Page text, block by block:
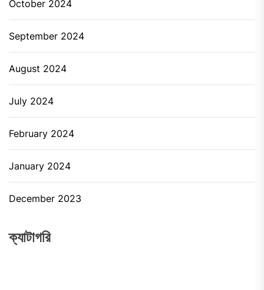
October 2024
September 2024
August 2024
July 2024
February 2024
January 2024
December 2023
ক্যাটাগরি